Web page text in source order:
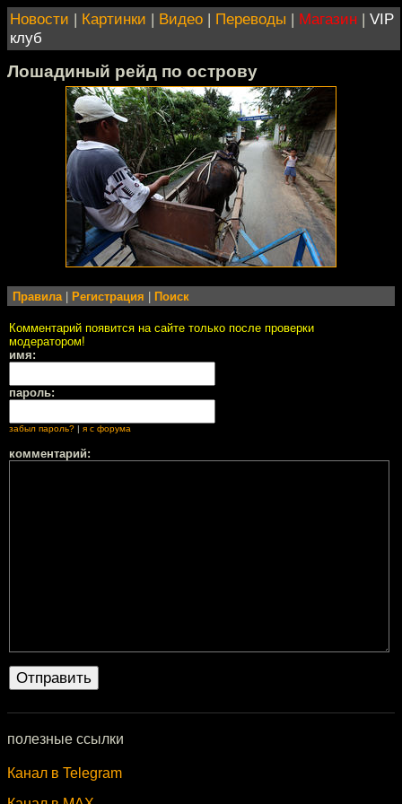
Новости | Картинки | Видео | Переводы | Магазин | VIP
клуб
Лошадиный рейд по острову
Правила Регистрация Поиск
Комментарий появится на сайте только после проверки
модератором!
имя:
пароль:
забыл пароль? | я с форума
комментарий:
полезные ссылки
Канал в Telegram